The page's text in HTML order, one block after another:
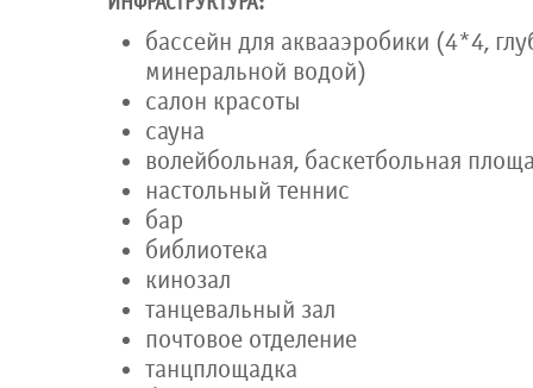
бассейн для аквааэробики (4*4,
минеральной водой)
салон красоты
сауна
волейбольная, баскетбольная
настольный теннис
бар
библиотека
кинозал
танцевальный зал
почтовое отделение
танцплощадка